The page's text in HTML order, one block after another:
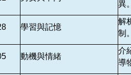
異
學習與記憶
解
制
動機與情緒
介
導